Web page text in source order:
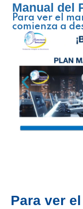
Manual del
Para ver el
comienza a
Para ver